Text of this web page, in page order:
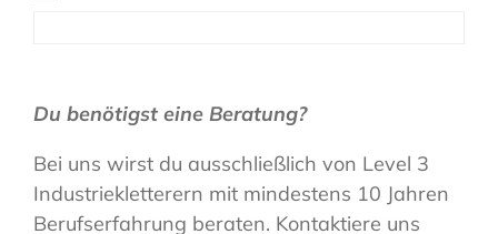
Du benötigst eine Beratung?
Bei uns wirst du ausschließlich von Level 3
Industriekletterern mit mindestens 10 Jahren
Berufserfahrung beraten. Kontaktiere uns